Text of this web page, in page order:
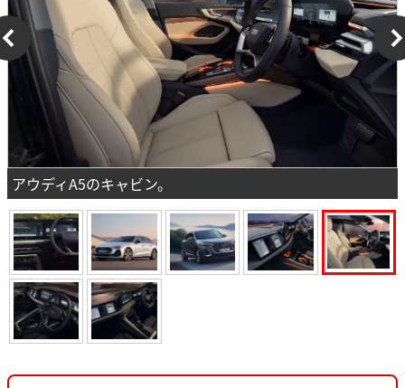
アウディA5のキャビン。